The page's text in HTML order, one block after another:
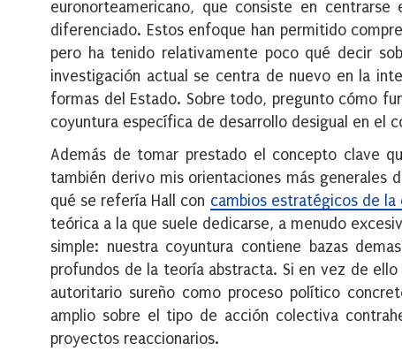
euronorteamericano, que consiste en
diferenciado. Estos enfoque han permitido
pero ha tenido relativamente poco qué decir
investigación actual se centra de nuevo en la
formas del Estado. Sobre todo, pregunto cómo
coyuntura específica de desarrollo desigual en el
Además de tomar prestado el concepto clave
también derivo mis orientaciones más generales
qué se refería Hall con cambios estratégicos de
teórica a la que suele dedicarse, a menudo
simple: nuestra coyuntura contiene bazas
profundos de la teoría abstracta. Si en vez de
autoritario sureño como proceso político
amplio sobre el tipo de acción colectiva
proyectos reaccionarios.